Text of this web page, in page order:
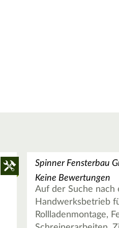
Spinner Fensterbau
Keine Bewertungen
Auf der Suche nach
Handwerksbetrieb
Rollladenmontage,